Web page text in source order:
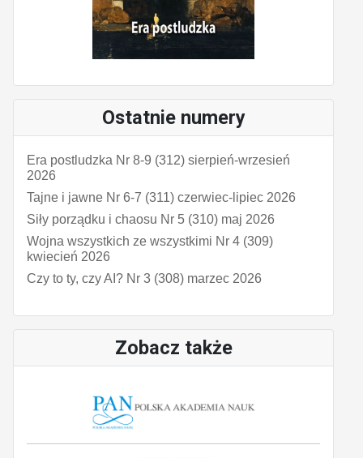
Ostatnie numery
Era postludzka Nr 8-9 (312) sierpień-wrzesień
2026
Tajne i jawne Nr 6-7 (311) czerwiec-lipiec 2026
Siły porządku i chaosu Nr 5 (310) maj 2026
Wojna wszystkich ze wszystkimi Nr 4 (309)
kwiecień 2026
Czy to ty, czy AI? Nr 3 (308) marzec 2026
Zobacz także